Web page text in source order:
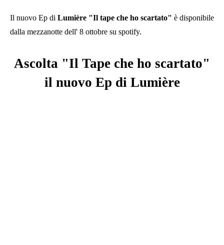
Il nuovo Ep di Lumière "Il tape che ho scartato" è disponibile
dalla mezzanotte dell' 8 ottobre su spotify.
Ascolta "Il Tape che ho scartato"
il nuovo Ep di Lumière